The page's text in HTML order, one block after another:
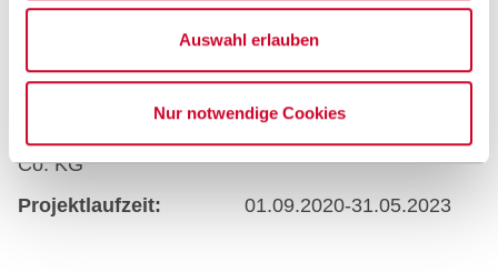
Auswahl erlauben
Nur notwendige Cookies
Industriepartner:
Wonneberger Manufaktur
Co. KG
Projektlaufzeit: 01.09.2020-31.05.2023